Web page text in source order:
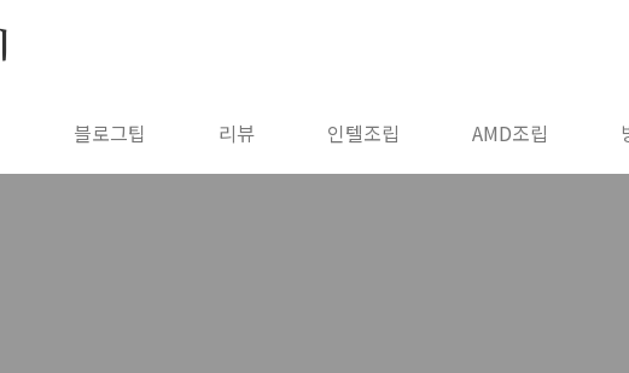
블로그팁 리뷰 인텔조립 AMD조립